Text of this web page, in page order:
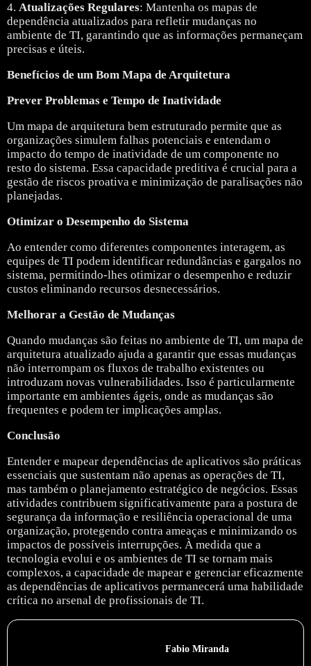
4. Atualizações Regulares: Mantenha os mapas de
dependência atualizados para refletir mudanças no
ambiente de TI, garantindo que as informações permaneçam
precisas e úteis.
Benefícios de um Bom Mapa de Arquitetura
Prever Problemas e Tempo de Inatividade
Um mapa de arquitetura bem estruturado permite que as
organizações simulem falhas potenciais e entendam o
impacto do tempo de inatividade de um componente no
resto do sistema. Essa capacidade preditiva é crucial para a
gestão de riscos proativa e minimização de paralisações não
planejadas.
Otimizar o Desempenho do Sistema
Ao entender como diferentes componentes interagem, as
equipes de TI podem identificar redundâncias e gargalos no
sistema, permitindo-lhes otimizar o desempenho e reduzir
custos eliminando recursos desnecessários.
Melhorar a Gestão de Mudanças
Quando mudanças são feitas no ambiente de TI, um mapa de
arquitetura atualizado ajuda a garantir que essas mudanças
não interrompam os fluxos de trabalho existentes ou
introduzam novas vulnerabilidades. Isso é particularmente
importante em ambientes ágeis, onde as mudanças são
frequentes e podem ter implicações amplas.
Conclusão
Entender e mapear dependências de aplicativos são práticas
essenciais que sustentam não apenas as operações de TI,
mas também o planejamento estratégico de negócios. Essas
atividades contribuem significativamente para a postura de
segurança da informação e resiliência operacional de uma
organização, protegendo contra ameaças e minimizando os
impactos de possíveis interrupções. À medida que a
tecnologia evolui e os ambientes de TI se tornam mais
complexos, a capacidade de mapear e gerenciar eficazmente
as dependências de aplicativos permanecerá uma habilidade
crítica no arsenal de profissionais de TI.
Fabio Miranda